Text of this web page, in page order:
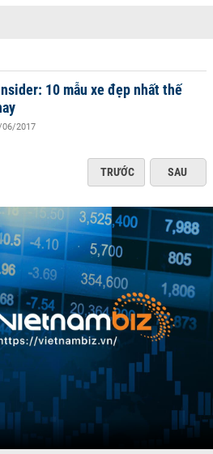
10 mẫu xe đẹp nhất thế
06/2017
TRƯỚC SAU